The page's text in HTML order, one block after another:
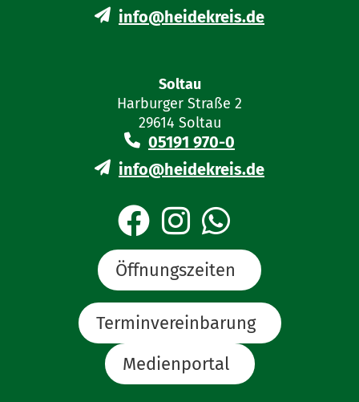
info@heidekreis.de
Soltau
Harburger Straße 2
29614 Soltau
05191 970-0
info@heidekreis.de
Öffnungszeiten
Terminvereinbarung
Medienportal